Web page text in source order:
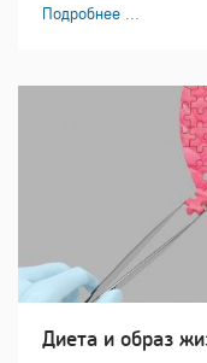
Подробнее ...
Диета и образ